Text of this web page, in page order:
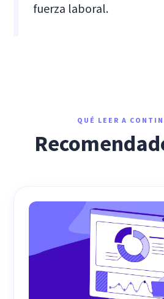
fuerza laboral.
QUÉ LEER A